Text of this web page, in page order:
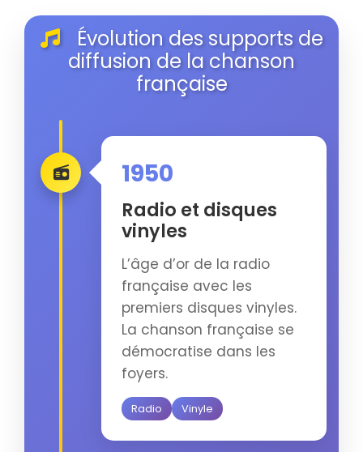
Évolution des supports de
diffusion de la chanson
française
1950
Radio et disques
vinyles
L’âge d’or de la radio
française avec les
premiers disques vinyles.
La chanson française se
démocratise dans les
foyers.
Radio Vinyle